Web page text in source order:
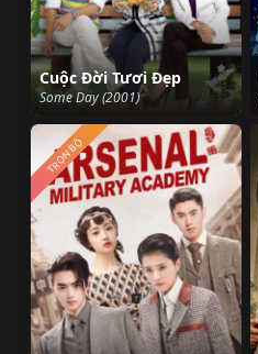
Cuộc Đời Tươi Đẹp
Some Day (2001)
TRỌN BỘ